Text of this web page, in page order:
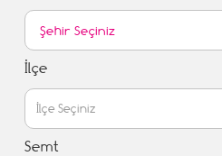
İlçe
Semt